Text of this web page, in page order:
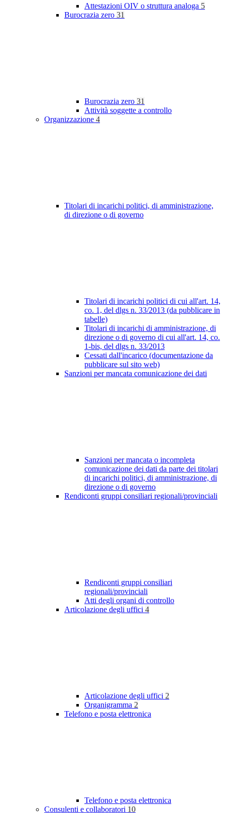
Attestazioni OIV o struttura analoga 5
Burocrazia zero 31
Burocrazia zero 31
Attività soggette a controllo
Organizzazione 4
Titolari di incarichi politici, di amministrazione,
di direzione o di governo
Titolari di incarichi politici di cui all'art. 14,
co. 1, del dlgs n. 33/2013 (da pubblicare in
tabelle)
Titolari di incarichi di amministrazione, di
direzione o di governo di cui all'art. 14, co.
1-bis, del dlgs n. 33/2013
Cessati dall'incarico (documentazione da
pubblicare sul sito web)
Sanzioni per mancata comunicazione dei dati
Sanzioni per mancata o incompleta
comunicazione dei dati da parte dei titolari
di incarichi politici, di amministrazione, di
direzione o di governo
Rendiconti gruppi consiliari regionali/provinciali
Rendiconti gruppi consiliari
regionali/provinciali
Atti degli organi di controllo
Articolazione degli uffici 4
Articolazione degli uffici 2
Organigramma 2
Telefono e posta elettronica
Telefono e posta elettronica
Consulenti e collaboratori 10